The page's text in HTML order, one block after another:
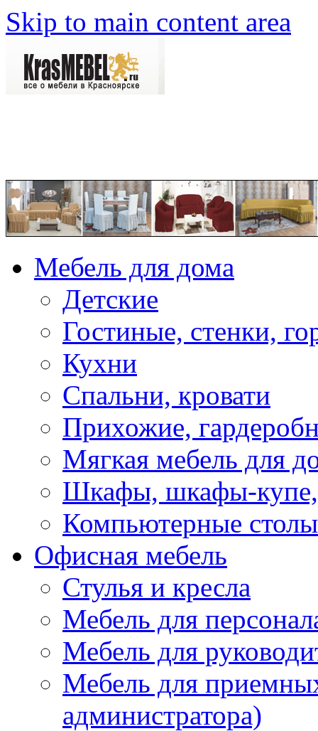
Skip to main content area
Мебель для дома
Детские
Гостиные, стенки,
Кухни
Спальни, кровати
Прихожие,
Мягкая мебель для
Шкафы, шкафы-купе,
Компьютерные столы
Офисная мебель
Стулья и кресла
Мебель для
Мебель для
Мебель для
администратора)